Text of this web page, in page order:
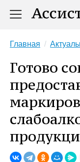
Главная
Готово